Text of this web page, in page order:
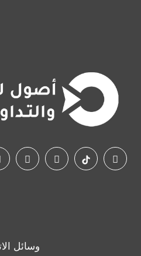
وسائل